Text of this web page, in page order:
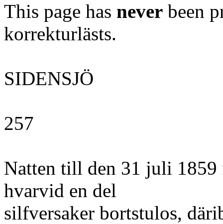
This page has never been
korrekturlästs.
SIDENSJÖ
257
Natten till den 31 juli
hvarvid en del
silfversaker bortstulos,